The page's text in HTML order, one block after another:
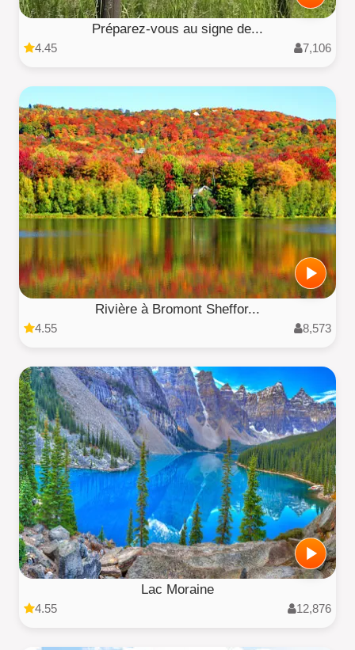
Préparez-vous au signe de...
4.45 7,106
Rivière à Bromont Sheffor...
4.55 8,573
Lac Moraine
4.55 12,876